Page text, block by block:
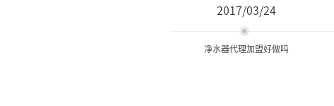
2017/03/24
净水器代理加盟好做吗